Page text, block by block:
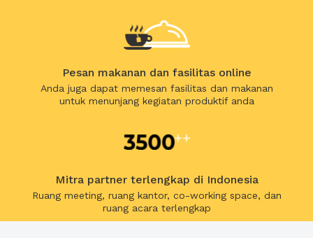
Pesan makanan dan fasilitas online
Anda juga dapat memesan fasilitas dan makanan
untuk menunjang kegiatan produktif anda
Mitra partner terlengkap di Indonesia
Ruang meeting, ruang kantor, co-working space, dan
ruang acara terlengkap